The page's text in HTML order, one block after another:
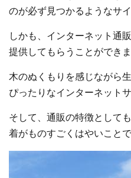
のが必ず見つかるようなサ
しかも、インターネット通
提供してもらうことができま
木のぬくもりを感じながら
ぴったりなインターネット
そして、通販の特徴として
着がものすごくはやいことで